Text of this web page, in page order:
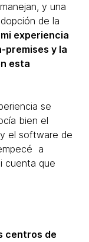
y una
de la
experiencia
premises y la
esta
se
bien el
el software de
a
cuenta que
centros de